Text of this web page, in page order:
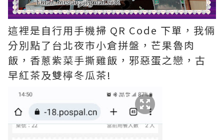
這裡是自行用手機掃 QR Code 下單，我倆
分別點了台北夜市小倉拼盤，芒果魯肉
飯，香蔥紫菜手撕雞飯，邪惡蛋之戀，古
早紅茶及雙檸冬瓜茶!